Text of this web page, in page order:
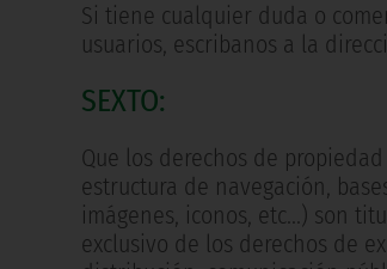
Si tiene cualquier duda o
usuarios, escribanos a la
SEXTO:
Que los derechos de
estructura de navegación,
imágenes, iconos, etc...) son
exclusivo de los derechos de